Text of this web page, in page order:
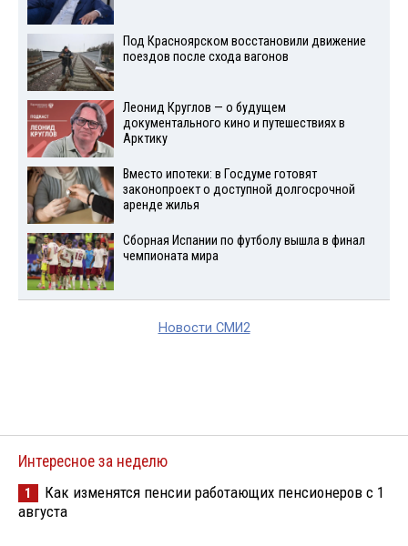
Под Красноярском восстановили движение
поездов после схода вагонов
Леонид Круглов — о будущем
документального кино и путешествиях в
Арктику
Вместо ипотеки: в Госдуме готовят
законопроект о доступной долгосрочной
аренде жилья
Сборная Испании по футболу вышла в финал
чемпионата мира
Новости СМИ2
Интересное за неделю
1
Как изменятся пенсии работающих пенсионеров с 1
августа